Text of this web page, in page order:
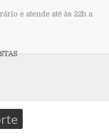
e atende até às 22h a